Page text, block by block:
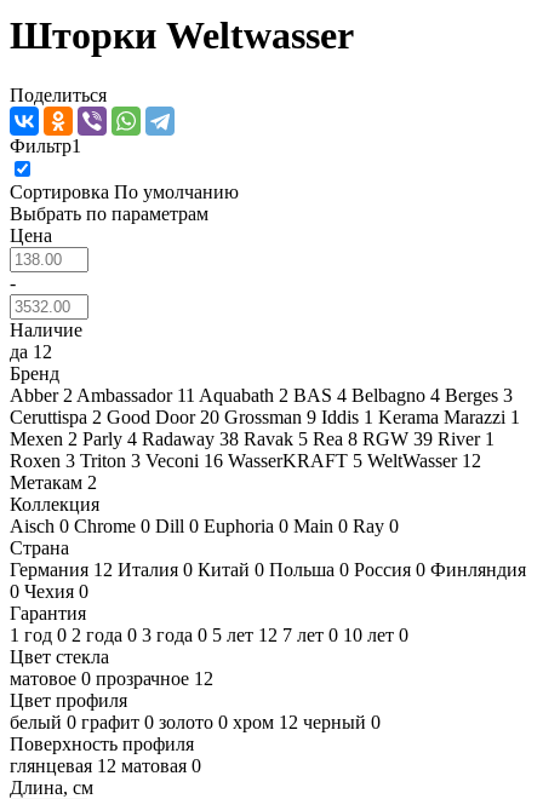
Шторки Weltwasser
Поделиться
Фильтр1
Сортировка По умолчанию
Выбрать по параметрам
Цена
-
Наличие
да 12
Бренд
Abber 2 Ambassador 11 Aquabath 2 BAS 4 Belbagno 4 Berges 3
Ceruttispa 2 Good Door 20 Grossman 9 Iddis 1 Kerama Marazzi 1
Mexen 2 Parly 4 Radaway 38 Ravak 5 Rea 8 RGW 39 River 1
Roxen 3 Triton 3 Veconi 16 WasserKRAFT 5 WeltWasser 12
Метакам 2
Коллекция
Aisch 0 Chrome 0 Dill 0 Euphoria 0 Main 0 Ray 0
Страна
Германия 12 Италия 0 Китай 0 Польша 0 Россия 0 Финляндия
0 Чехия 0
Гарантия
1 год 0 2 года 0 3 года 0 5 лет 12 7 лет 0 10 лет 0
Цвет стекла
матовое 0 прозрачное 12
Цвет профиля
белый 0 графит 0 золото 0 хром 12 черный 0
Поверхность профиля
глянцевая 12 матовая 0
Длина, см